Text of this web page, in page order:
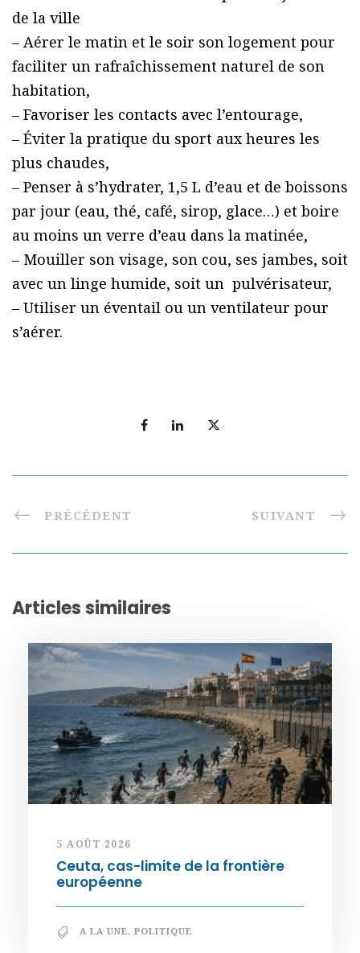
de la ville
– Aérer le matin et le soir son logement pour
faciliter un rafraîchissement naturel de son
habitation,
– Favoriser les contacts avec l’entourage,
– Éviter la pratique du sport aux heures les
plus chaudes,
– Penser à s’hydrater, 1,5 L d’eau et de boissons
par jour (eau, thé, café, sirop, glace…) et boire
au moins un verre d’eau dans la matinée,
– Mouiller son visage, son cou, ses jambes, soit
avec un linge humide, soit un pulvérisateur,
– Utiliser un éventail ou un ventilateur pour
s’aérer.
PRÉCÉDENT SUIVANT
Articles similaires
5 AOÛT 2026
Ceuta, cas-limite de la frontière
européenne
A LA UNE, POLITIQUE